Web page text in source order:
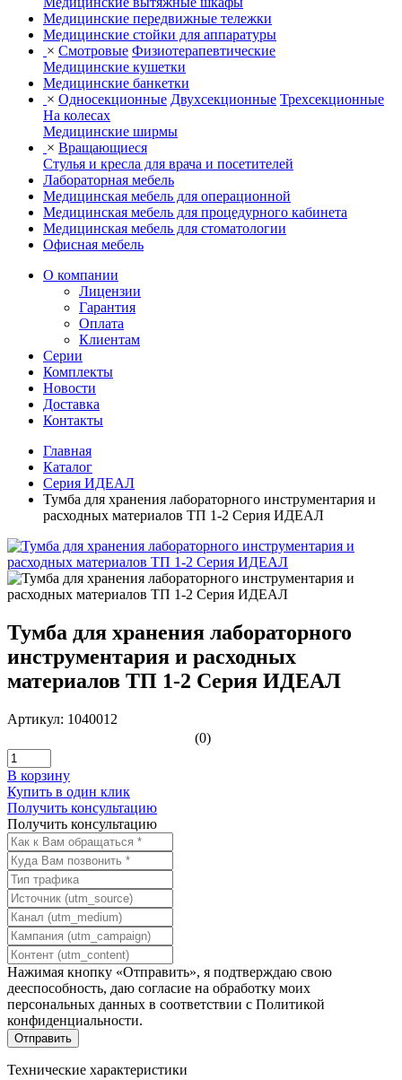
Медицинские передвижные тележки
Медицинские стойки для аппаратуры
× Смотровые Физиотерапевтические
Медицинские кушетки
Медицинские банкетки
× Односекционные Двухсекционные Трехсекционные
На колесах
Медицинские ширмы
× Вращающиеся
Стулья и кресла для врача и посетителей
Лабораторная мебель
Медицинская мебель для операционной
Медицинская мебель для процедурного кабинета
Медицинская мебель для стоматологии
Офисная мебель
О компании
Лицензии
Гарантия
Оплата
Клиентам
Серии
Комплекты
Новости
Доставка
Контакты
Главная
Каталог
Серия ИДЕАЛ
Тумба для хранения лабораторного инструментария и
расходных материалов ТП 1-2 Серия ИДЕАЛ
Тумба для хранения лабораторного
инструментария и расходных
материалов ТП 1-2 Серия ИДЕАЛ
Артикул: 1040012
(0)
В корзину
Купить в один клик
Получить консультацию
Получить консультацию
Нажимая кнопку «Отправить», я подтверждаю свою
дееспособность, даю согласие на обработку моих
персональных данных в соответствии с Политикой
конфиденциальности.
Технические характеристики